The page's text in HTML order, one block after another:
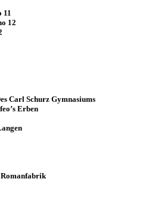
11
12
Carl Schurz Gymnasiums
Erben